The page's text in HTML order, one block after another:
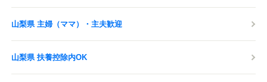
山梨県 主婦（ママ）・主夫歓迎
山梨県 扶養控除内OK